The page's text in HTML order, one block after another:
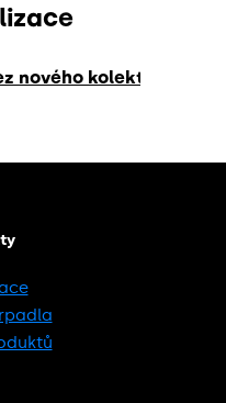
nového kolektoru: